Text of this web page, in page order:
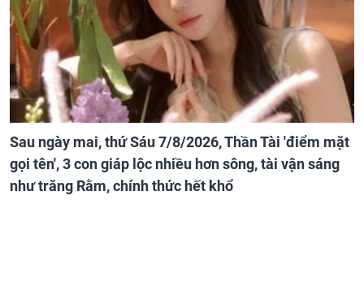
Sau ngày mai, thứ Sáu 7/8/2026, Thần Tài 'điểm mặt
gọi tên', 3 con giáp lộc nhiều hơn sông, tài vận sáng
như trăng Rằm, chính thức hết khổ